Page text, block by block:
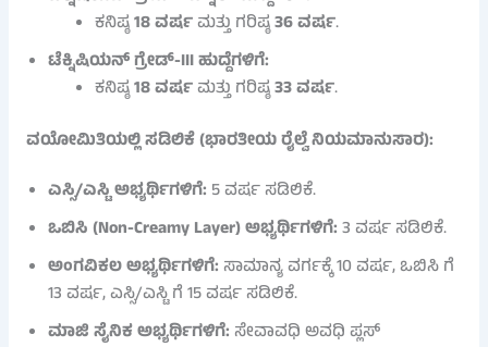
ಕನಿಷ್ಠ18 ವರ್ಷಮತ್ತು ಗರಿಷ್ಠ36 ವರ್ಷ.
ಟೆಕ್ನಿಷಿಯನ್ ಗ್ರೇಡ್-III ಹುದ್ದೆಗಳಿಗೆ:
ಕನಿಷ್ಠ18 ವರ್ಷಮತ್ತು ಗರಿಷ್ಠ33 ವರ್ಷ.
ವಯೋಮಿತಿಯಲ್ಲಿ ಸಡಿಲಿಕೆ (ಭಾರತೀಯ ರೈಲ್ವೆ ನಿಯಮಾನುಸಾರ):
ಎಸ್ಸಿ/ಎಸ್ಟಿ ಅಭ್ಯರ್ಥಿಗಳಿಗೆ: 5 ವರ್ಷ ಸಡಿಲಿಕೆ.
ಒಬಿಸಿ (Non-Creamy Layer) ಅಭ್ಯರ್ಥಿಗಳಿಗೆ:3 ವರ್ಷ ಸಡಿಲಿಕೆ.
ಅಂಗವಿಕಲ ಅಭ್ಯರ್ಥಿಗಳಿಗೆ:ಸಾಮಾನ್ಯ ವರ್ಗಕ್ಕೆ 10 ವರ್ಷ, ಒಬಿಸಿ ಗೆ
13 ವರ್ಷ, ಎಸ್ಸಿ/ಎಸ್ಟಿ ಗೆ 15 ವರ್ಷ ಸಡಿಲಿಕೆ.
ಮಾಜಿ ಸೈನಿಕ ಅಭ್ಯರ್ಥಿಗಳಿಗೆ:ಸೇವಾವಧಿ ಅವಧಿ ಪ್ಲಸ್